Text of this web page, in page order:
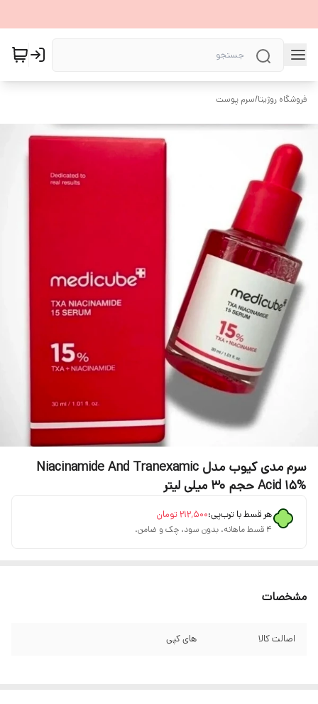
فروشگاه روژیتا/سرم پوست
سرم مدی کیوب مدل Niacinamide And Tranexamic
Acid 15% حجم 30 میلی لیتر
هر قسط با ترب‌پی:۲۱۲٬۵۰۰ تومان
۴ قسط ماهانه. بدون سود، چک و ضامن.
مشخصات
اصالت کالا های کپی